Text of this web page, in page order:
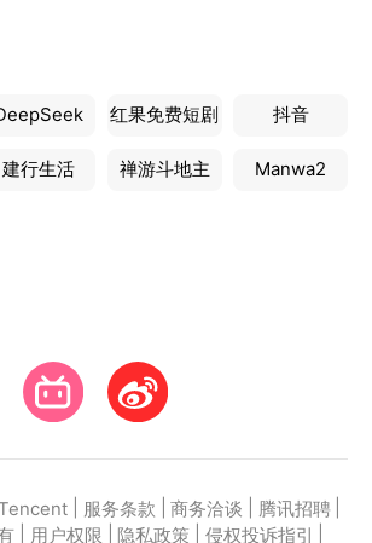
红果免费短剧 抖音
建行生活 禅游斗地主 Manwa2
服务条款 商务洽谈 腾讯招聘
用户权限 隐私政策 侵权投诉指引